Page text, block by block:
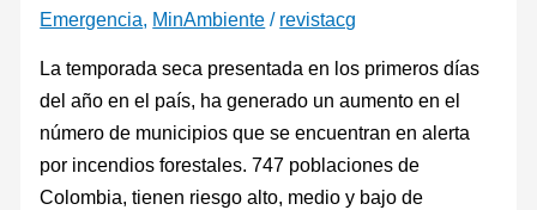
Emergencia, MinAmbiente / revistacg
La temporada seca presentada en los primeros días
del año en el país, ha generado un aumento en el
número de municipios que se encuentran en alerta
por incendios forestales. 747 poblaciones de
Colombia, tienen riesgo alto, medio y bajo de